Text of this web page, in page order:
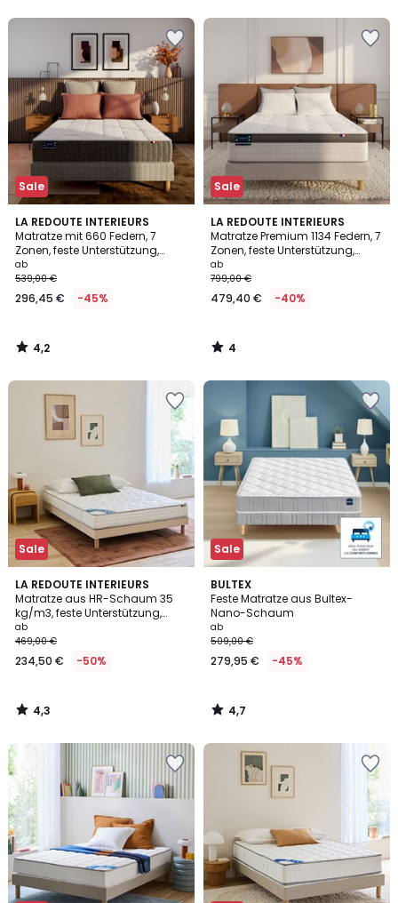
Sale
LA REDOUTE INTERIEURS
Matratze mit 660 Federn, 7
Zonen, feste Unterstützung,
weicher Liegekomfort
ab
539,00 €
296,45 € -45%
4,2
/ 5
4,2
/
Sale
LA REDOUTE INTERIEURS
Matratze Premium 1134 Federn, 7
Zonen, feste Unterstützung,
Liegekomfort Formgedächtnis
ab
799,00 €
479,40 € -40%
4
/
5
4
/
Sale
LA REDOUTE INTERIEURS
Matratze aus HR-Schaum 35
kg/m3, feste Unterstützung,
Aufnahme aus
Memoryschaum
ab
469,00 €
234,50 € -50%
4,3
/ 5
4,3
/
Sale
BULTEX
Feste Matratze aus Bultex-
Nano-Schaum
ab
509,00 €
279,95 € -45%
4,7
/ 5
4,7
/